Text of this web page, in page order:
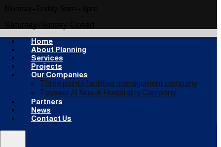
Home
About Planning
Services
Projects
Our Companies
Three points facilities management company
Tayseer Al Nusuk Hospitality Company
Partners
News
Contact Us